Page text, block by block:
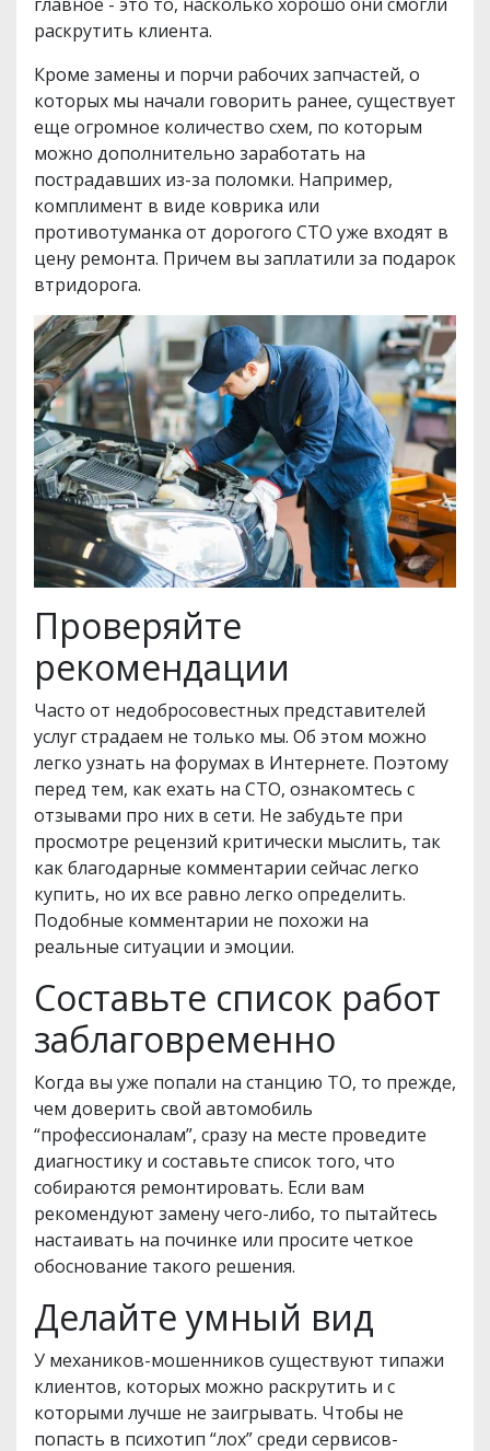
раскрутить клиента.
Кроме замены и порчи рабочих запчастей, о
которых мы начали говорить ранее, существует
еще огромное количество схем, по которым
можно дополнительно заработать на
пострадавших из-за поломки. Например,
комплимент в виде коврика или
противотуманка от дорогого СТО уже входят в
цену ремонта. Причем вы заплатили за подарок
втридорога.
Проверяйте
рекомендации
Часто от недобросовестных представителей
услуг страдаем не только мы. Об этом можно
легко узнать на форумах в Интернете. Поэтому
перед тем, как ехать на СТО, ознакомтесь с
отзывами про них в сети. Не забудьте при
просмотре рецензий критически мыслить, так
как благодарные комментарии сейчас легко
купить, но их все равно легко определить.
Подобные комментарии не похожи на
реальные ситуации и эмоции.
Составьте список работ
заблаговременно
Когда вы уже попали на станцию ТО, то прежде,
чем доверить свой автомобиль
“профессионалам”, сразу на месте проведите
диагностику и составьте список того, что
собираются ремонтировать. Если вам
рекомендуют замену чего-либо, то пытайтесь
настаивать на починке или просите четкое
обоснование такого решения.
Делайте умный вид
У механиков-мошенников существуют типажи
клиентов, которых можно раскрутить и с
которыми лучше не заигрывать. Чтобы не
попасть в психотип “лох” среди сервисов-